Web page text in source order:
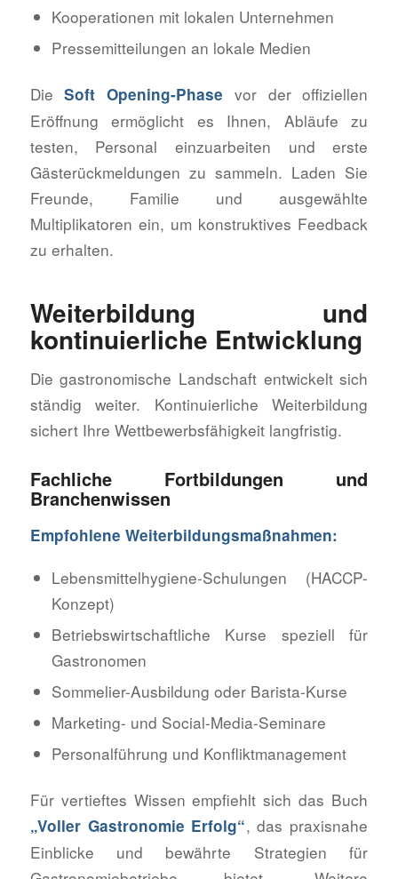
Kooperationen mit lokalen Unternehmen
Pressemitteilungen an lokale Medien
DieSoft Opening-Phase vor der offiziellen
Eröffnung ermöglicht es Ihnen, Abläufe zu
testen, Personal einzuarbeiten und erste
Gästerückmeldungen zu sammeln. Laden Sie
Freunde, Familie und ausgewählte
Multiplikatoren ein, um konstruktives Feedback
zu erhalten.
Weiterbildung und
kontinuierliche Entwicklung
Die gastronomische Landschaft entwickelt sich
ständig weiter. Kontinuierliche Weiterbildung
sichert Ihre Wettbewerbsfähigkeit langfristig.
Fachliche Fortbildungen und
Branchenwissen
Empfohlene Weiterbildungsmaßnahmen:
Lebensmittelhygiene-Schulungen (HACCP-
Konzept)
Betriebswirtschaftliche Kurse speziell für
Gastronomen
Sommelier-Ausbildung oder Barista-Kurse
Marketing- und Social-Media-Seminare
Personalführung und Konfliktmanagement
Für vertieftes Wissen empfiehlt sich das Buch
„Voller Gastronomie Erfolg“, das praxisnahe
Einblicke und bewährte Strategien für